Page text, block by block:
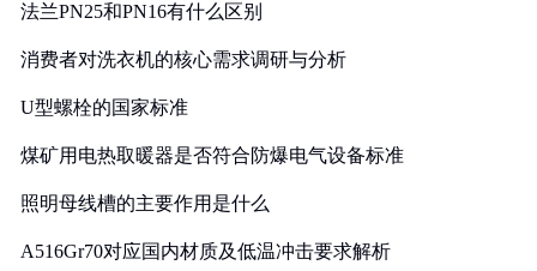
法兰PN25和PN16有什么区别
消费者对洗衣机的核心需求调研与分析
U型螺栓的国家标准
煤矿用电热取暖器是否符合防爆电气设备标准
照明母线槽的主要作用是什么
A516Gr70对应国内材质及低温冲击要求解析